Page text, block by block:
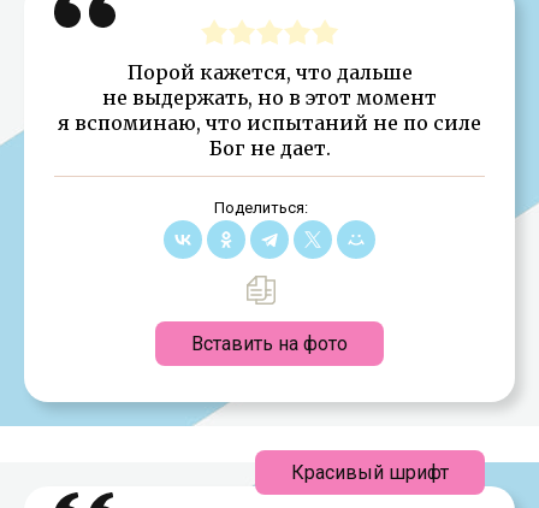
Порой кажется, что дальше
не выдержать, но в этот момент
я вспоминаю, что испытаний не по силе
Бог не дает.
Поделиться:
Вставить на фото
Красивый шрифт